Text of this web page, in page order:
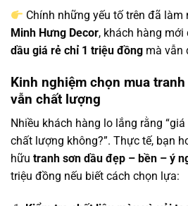
Chính những yếu tố trên đã
Minh Hưng Decor, khách hàng mới
dầu giá rẻ chỉ 1 triệu đồng mà vẫn
Kinh nghiệm chọn mua
vẫn chất lượng
Nhiều khách hàng lo lắng rằng
chất lượng không?”. Thực tế, bạn
hữu tranh sơn dầu đẹp – bền – ý
triệu đồng nếu biết cách chọn lựa: